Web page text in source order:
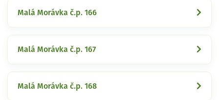
Malá Morávka č.p. 166
Malá Morávka č.p. 167
Malá Morávka č.p. 168